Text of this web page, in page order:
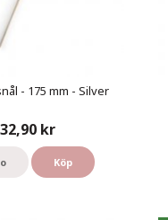
- 175 mm - Silver
32,90 kr
Köp